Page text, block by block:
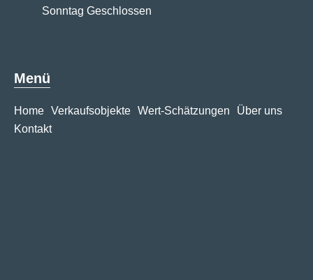
Sonntag Geschlossen
Menü
Home Verkaufsobjekte Wert-Schätzungen
Über uns
Kontakt